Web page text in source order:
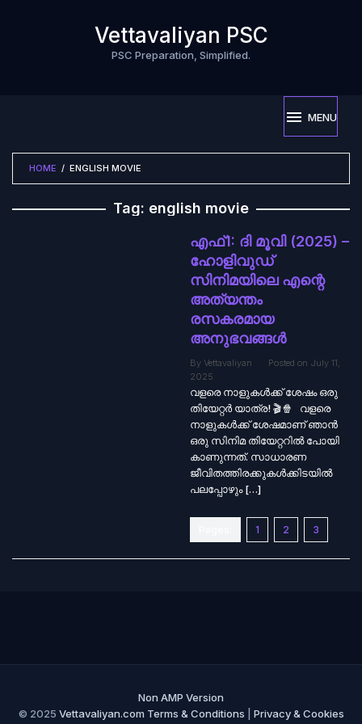
Vettavaliyan PSC
PSC Preparation, Simplified.
MENU
HOME / ENGLISH MOVIE
Tag: english movie
എഫ്1: ദി മൂവി (2025) –
ഹോളിവുഡ്
സിനിമയിലെ എന്റെ
അത്യന്തം
രസകരമായ
അനുഭവങ്ങൾ
By Vettavaliyan Posted on July 11,
2025
വളരെ നാളുകൾക്ക് ശേഷം ഒരു
തിയേറ്റർ യാത്ര! 🎬🍿 വളരെ
നാളുകൾക്ക് ശേഷമാണ് ഞാൻ
ഒരു സിനിമ തിയേറ്ററിൽ പോയി
കാണുന്നത്. സാധാരണ
ജീവിതത്തിരക്കുകൾക്കിടയിൽ
പലപ്പോഴും […]
1 2 3
Non AMP Version
© 2025 Vettavaliyan.com Terms & Conditions
Privacy & Cookies